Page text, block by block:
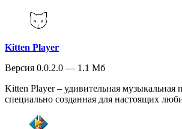
Kitten Player
Версия 0.0.2.0 — 1.1 Мб
Kitten Player – удивительная музыкальная
специально созданная для настоящих